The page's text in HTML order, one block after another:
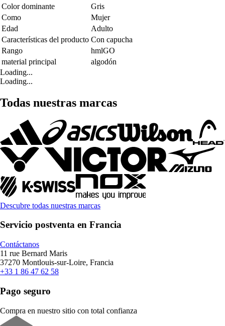
Color dominante
Gris
Como
Mujer
Edad
Adulto
Características del producto Con capucha
Rango
hmlGO
material principal
algodón
Loading...
Loading...
Todas nuestras marcas
Descubre todas nuestras marcas
Servicio postventa en Francia
Contáctanos
11 rue Bernard Maris
37270 Montlouis-sur-Loire, Francia
+33 1 86 47 62 58
Pago seguro
Compra en nuestro sitio con total confianza